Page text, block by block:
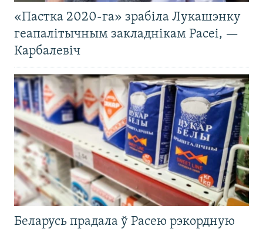
«Пастка 2020-га» зрабіла Лукашэнку
геапалітычным закладнікам Расеі, —
Карбалевіч
Беларусь прадала ў Расею рэкордную